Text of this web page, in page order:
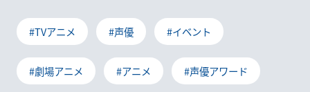
#TVアニメ #声優 #イベント
#劇場アニメ #アニメ #声優アワード